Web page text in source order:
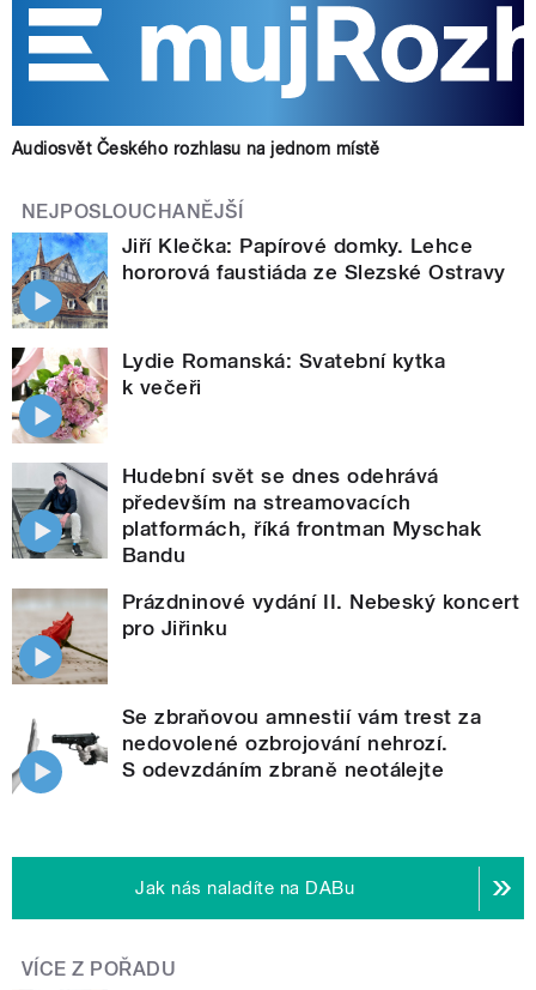
Audiosvět Českého rozhlasu na jednom místě
NEJPOSLOUCHANĚJŠÍ
Jiří Klečka: Papírové domky. Lehce
hororová faustiáda ze Slezské Ostravy
Lydie Romanská: Svatební kytka
k večeři
Hudební svět se dnes odehrává
především na streamovacích
platformách, říká frontman Myschak
Bandu
Prázdninové vydání II. Nebeský koncert
pro Jiřinku
Se zbraňovou amnestií vám trest za
nedovolené ozbrojování nehrozí.
S odevzdáním zbraně neotálejte
Jak nás naladíte na DABu
VÍCE Z POŘADU